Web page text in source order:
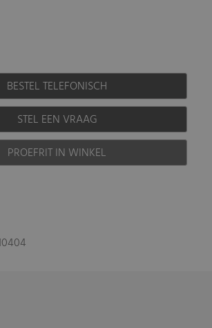
BESTEL TELEFONISCH
STEL EEN VRAAG
PROEFRIT IN WINKEL